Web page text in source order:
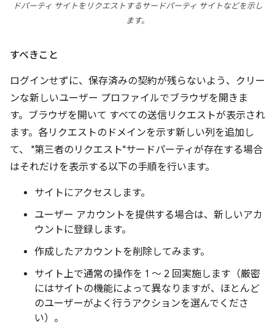
ドパーティ サイトをリクエストするサードパーティ サイトなどを示し
ます。
すべきこと
ログインせずに、保存済みの契約が残らないよう、クリー
ンな新しいユーザー プロファイルでブラウザを開きま
す。ブラウザを開いて すべての送信リクエストが表示され
ます。各リクエストのドメインを示す新しい列を追加し
て、 "第三者のリクエスト"サードパーティが存在する場合
はそれだけを表示する以下の手順を行います。
サイトにアクセスします。
ユーザー アカウントを提供する場合は、新しいアカ
ウントに登録します。
作成したアカウントを削除してみます。
サイト上で通常の操作を 1 ～ 2 回実施します（厳密
にはサイトの機能によって異なりますが、ほとんど
のユーザーがよく行うアクションを選んでくださ
い）。